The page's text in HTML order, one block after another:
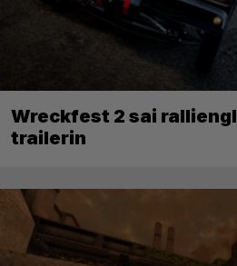
Wreckfest 2 sai
trailerin